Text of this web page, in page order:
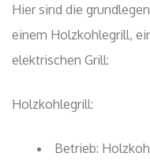
Hier sind die
einem Holzkohlegrill,
elektrischen Grill:
Holzkohlegrill:
Betrieb: